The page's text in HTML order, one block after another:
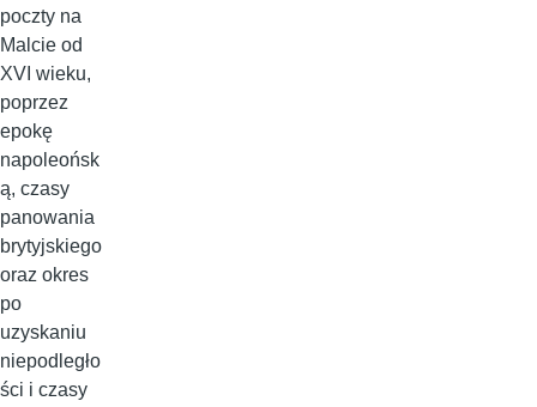
poczty na
Malcie od
XVI wieku,
poprzez
epokę
napoleońsk
ą, czasy
panowania
brytyjskiego
oraz okres
po
uzyskaniu
niepodległo
ści i czasy